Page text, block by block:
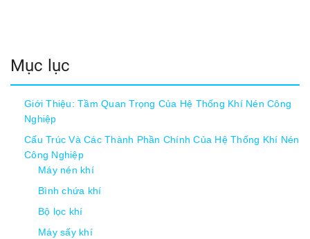
Mục lục
Giới Thiệu: Tầm Quan Trọng Của Hệ Thống Khí Nén Công
Nghiệp
Cấu Trúc Và Các Thành Phần Chính Của Hệ Thống Khí Nén
Công Nghiệp
Máy nén khí
Bình chứa khí
Bộ lọc khí
Máy sấy khí